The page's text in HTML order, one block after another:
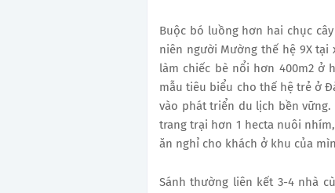
Buộc bó luồng hơn hai chục
niên người Mường thế hệ 9X tại
làm chiếc bè nổi hơn 400m2 ở
mẫu tiêu biểu cho thế hệ trẻ ở
vào phát triển du lịch bền vững.
trang trại hơn 1 hecta nuôi
ăn nghỉ cho khách ở khu của
Sánh thường liên kết 3-4 nhà